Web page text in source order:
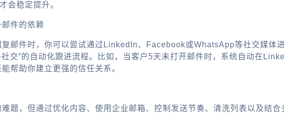
会稳定提升。
件的依赖
邮件时，你可以尝试通过LinkedIn、Facebook或WhatsApp等社交媒体
交”的自动化跟进流程。比如，当客户5天未打开邮件时，系统自动在
帮助你建立更强的信任关系。
题，但通过优化内容、使用企业邮箱、控制发送节奏、清洗列表以及结